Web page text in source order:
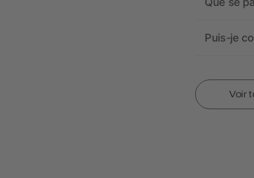
Puis-je
Voir